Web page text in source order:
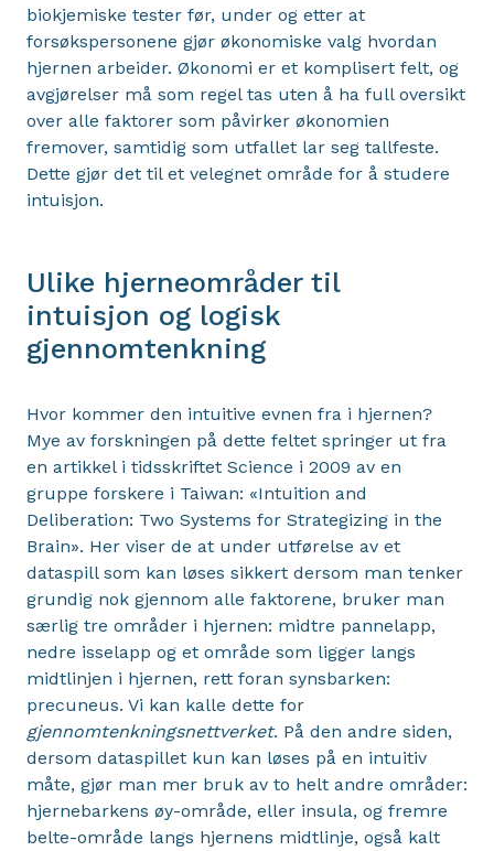
biokjemiske tester før, under og etter at
forsøkspersonene gjør økonomiske valg hvordan
hjernen arbeider. Økonomi er et komplisert felt, og
avgjørelser må som regel tas uten å ha full oversikt
over alle faktorer som påvirker økonomien
fremover, samtidig som utfallet lar seg tallfeste.
Dette gjør det til et velegnet område for å studere
intuisjon.
Ulike hjerneområder til
intuisjon og logisk
gjennomtenkning
Hvor kommer den intuitive evnen fra i hjernen?
Mye av forskningen på dette feltet springer ut fra
en artikkel i tidsskriftet Science i 2009 av en
gruppe forskere i Taiwan: «Intuition and
Deliberation: Two Systems for Strategizing in the
Brain». Her viser de at under utførelse av et
dataspill som kan løses sikkert dersom man tenker
grundig nok gjennom alle faktorene, bruker man
særlig tre områder i hjernen: midtre pannelapp,
nedre isselapp og et område som ligger langs
midtlinjen i hjernen, rett foran synsbarken:
precuneus. Vi kan kalle dette for
gjennomtenkningsnettverket. På den andre siden,
dersom dataspillet kun kan løses på en intuitiv
måte, gjør man mer bruk av to helt andre områder:
hjernebarkens øy-område, eller insula, og fremre
belte-område langs hjernens midtlinje, også kalt